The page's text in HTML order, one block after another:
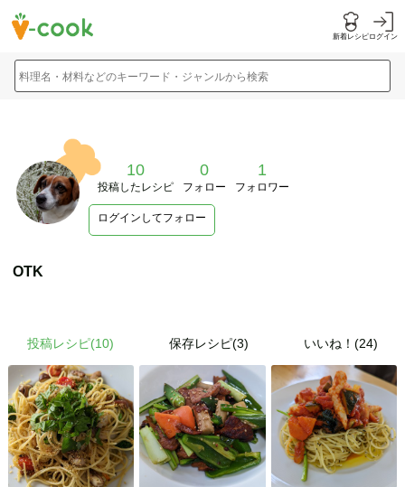
新着レシピログイン
料理名・材料などのキーワード・ジャンルから検索
10
投稿したレシピ
0
フォロー
1
フォロワー
ログインしてフォロー
OTK
投稿レシピ(10) 保存レシピ(3) いいね！(24)